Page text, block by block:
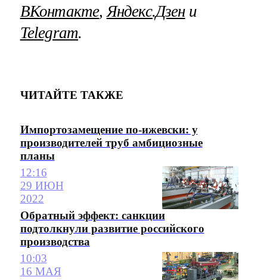
ВКонтакте,Яндекс.Дзени
Telegram.
ЧИТАЙТЕ ТАКЖЕ
Импортозамещение по-ижевски: у
производителей труб амбициозные
планы
12:16
29 ИЮН
2022
Обратный эффект: санкции
подтолкнули развитие российского
производства
10:03
16 МАЯ